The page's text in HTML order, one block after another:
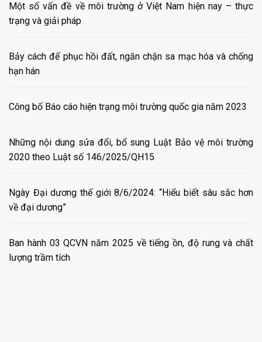
Một số vấn đề về môi trường ở Việt Nam hiện nay – thực
trạng và giải pháp
Bảy cách để phục hồi đất, ngăn chặn sa mạc hóa và chống
hạn hán
Công bố Báo cáo hiện trạng môi trường quốc gia năm 2023
Những nội dung sửa đổi, bổ sung Luật Bảo vệ môi trường
2020 theo Luật số 146/2025/QH15
Ngày Đại dương thế giới 8/6/2024: “Hiểu biết sâu sắc hơn
về đại dương”
Ban hành 03 QCVN năm 2025 về tiếng ồn, độ rung và chất
lượng trầm tích